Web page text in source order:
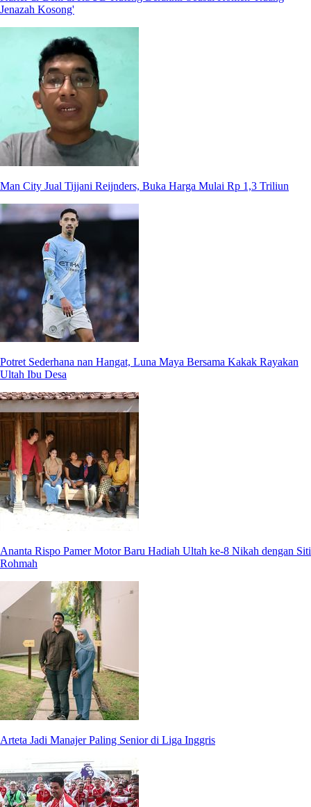
Jenazah Kosong'
Man City Jual Tijjani Reijnders, Buka Harga Mulai Rp 1,3 Triliun
Potret Sederhana nan Hangat, Luna Maya Bersama Kakak Rayakan
Ultah Ibu Desa
Ananta Rispo Pamer Motor Baru Hadiah Ultah ke-8 Nikah dengan Siti
Rohmah
Arteta Jadi Manajer Paling Senior di Liga Inggris